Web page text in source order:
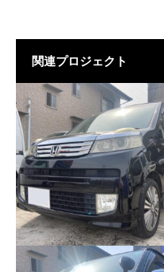
関連プロジェクト